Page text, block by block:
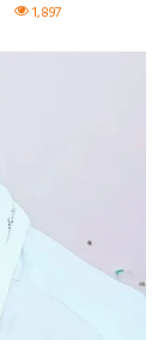
1,897